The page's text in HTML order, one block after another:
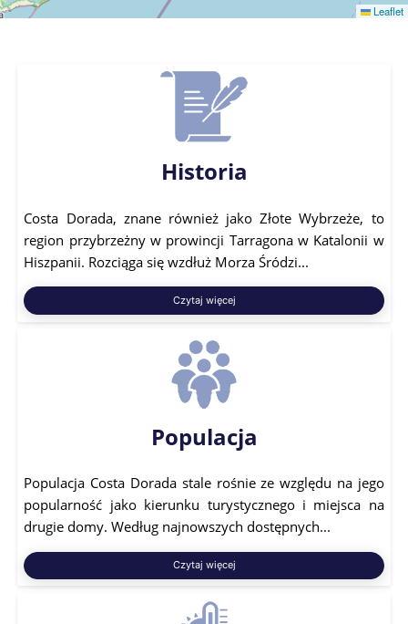
Leaflet
Historia
Costa Dorada, znane również jako Złote Wybrzeże, to
region przybrzeżny w prowincji Tarragona w Katalonii w
Hiszpanii. Rozciąga się wzdłuż Morza Śródzi...
Czytaj więcej
Populacja
Populacja Costa Dorada stale rośnie ze względu na jego
popularność jako kierunku turystycznego i miejsca na
drugie domy. Według najnowszych dostępnych...
Czytaj więcej